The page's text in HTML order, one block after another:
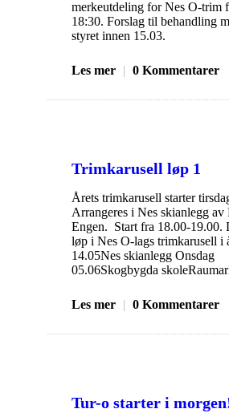
merkeutdeling for Nes O-trim
18:30. Forslag til behandling
styret innen 15.03.
Les mer | 0 Kommentarer
Trimkarusell løp 1
Årets trimkarusell starter
Arrangeres i Nes skianlegg av
Engen. Start fra 18.00-19.00.
løp i Nes O-lags trimkarusell i
14.05Nes skianlegg Onsdag
05.06Skogbygda
Les mer | 0 Kommentarer
Tur-o starter i